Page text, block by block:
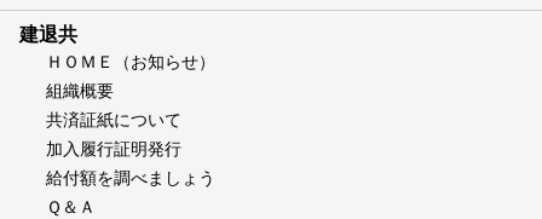
建退共
ＨＯＭＥ（お知らせ）
組織概要
共済証紙について
加入履行証明発行
給付額を調べましょう
Ｑ＆Ａ